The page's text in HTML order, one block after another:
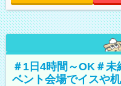
＃1日4時間～OK＃
ベント会場でイスや